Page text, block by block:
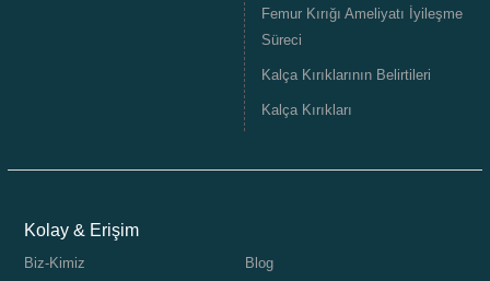
Femur Kırığı Ameliyatı İyileşme
Süreci
Kalça Kırıklarının Belirtileri
Kalça Kırıkları
Kolay & Erişim
Biz-Kimiz Blog